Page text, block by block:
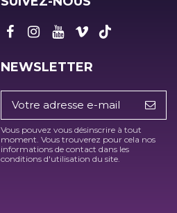
NEWSLETTER
Vous pouvez vous désinscrire à tout
moment. Vous trouverez pour cela nos
informations de contact dans les
conditions d'utilisation du site.